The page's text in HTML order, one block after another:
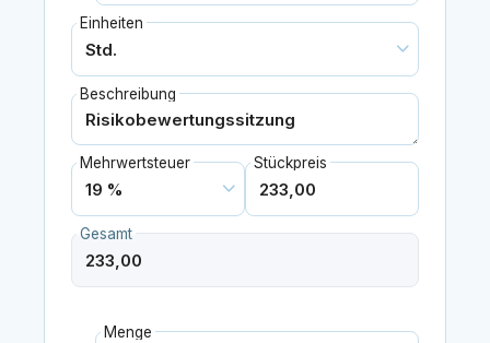
Einheiten
Beschreibung
Mehrwertsteuer Stückpreis
Gesamt
Menge